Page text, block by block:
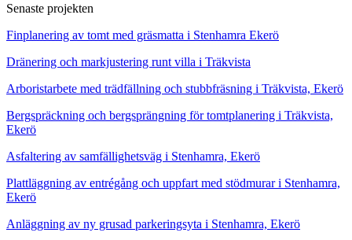
Senaste projekten
Finplanering av tomt med gräsmatta i Stenhamra Ekerö
Dränering och markjustering runt villa i Träkvista
Arboristarbete med trädfällning och stubbfräsning i Träkvista, Ekerö
Bergspräckning och bergsprängning för tomtplanering i Träkvista,
Ekerö
Asfaltering av samfällighetsväg i Stenhamra, Ekerö
Plattläggning av entrégång och uppfart med stödmurar i Stenhamra,
Ekerö
Anläggning av ny grusad parkeringsyta i Stenhamra, Ekerö